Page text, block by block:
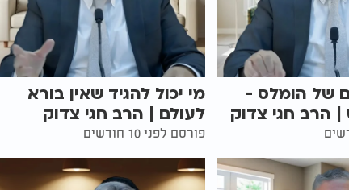
של הומלס -
הרב חגי צדוק
מי יכול להגיד שאין בורא
לעולם | הרב חגי צדוק
פורסם לפני 10 חודשים